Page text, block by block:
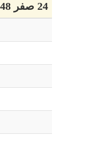
24 صفر 1448 هـ